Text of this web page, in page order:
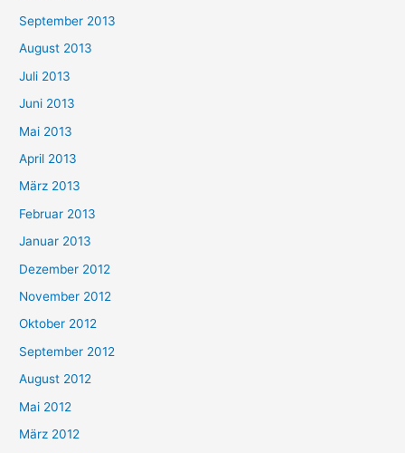
September 2013
August 2013
Juli 2013
Juni 2013
Mai 2013
April 2013
März 2013
Februar 2013
Januar 2013
Dezember 2012
November 2012
Oktober 2012
September 2012
August 2012
Mai 2012
März 2012